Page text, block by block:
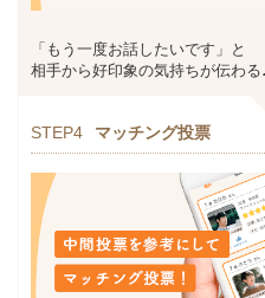
「もう一度お話したいです」と
相手から好印象の気持ちが伝わる
STEP4 マッチング投票